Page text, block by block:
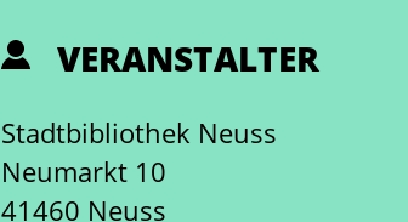
VERANSTALTER
Stadtbibliothek Neuss
Neumarkt 10
41460 Neuss